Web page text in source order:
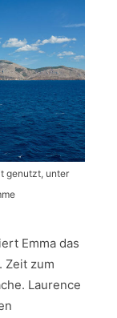
genutzt, unter
Emma das
Zeit zum
Laurence